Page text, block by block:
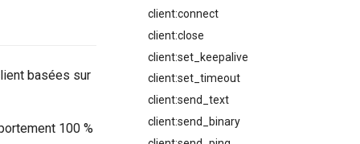
client:connect
client:close
client:set_keepalive
client:set_timeout
client:send_text
client:send_binary
basées sur
100 %